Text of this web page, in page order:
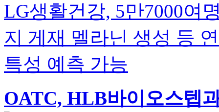
LG생활건강, 5만7000여
지 게재 멜라닌 생성 등
특성 예측 가능
OATC, HLB바이오스텝